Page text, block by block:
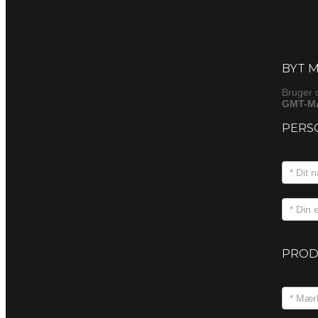
BYT
Bruger
GMT-